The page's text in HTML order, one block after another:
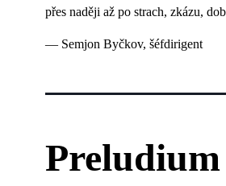
přes naději až po strach, zkázu,
— Semjon Byčkov, šéfdirigent
Preludium